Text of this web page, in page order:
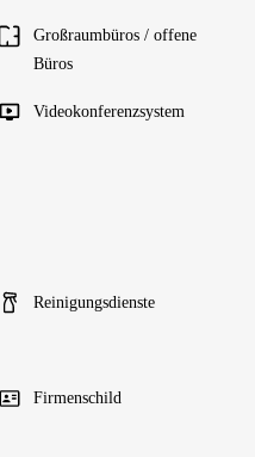
Großraumbüros / offene
Büros
Videokonferenzsystem
Reinigungsdienste
Firmenschild